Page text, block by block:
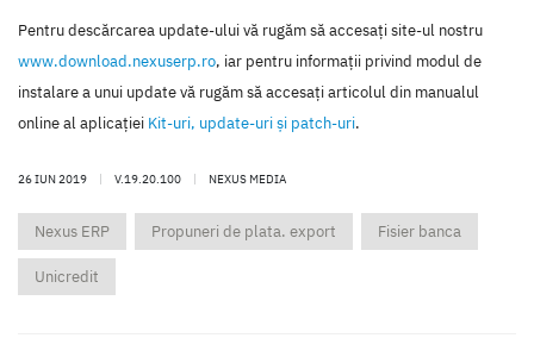
Pentru descărcarea update-ului vă rugăm să accesaţi site-ul nostru
www.download.nexuserp.ro, iar pentru informaţii privind modul de
instalare a unui update vă rugăm să accesaţi articolul din manualul
online al aplicaţiei Kit-uri, update-uri şi patch-uri.
26 IUN 2019 | V.19.20.100 | NEXUS MEDIA
Nexus ERP Propuneri de plata. export Fisier banca
Unicredit